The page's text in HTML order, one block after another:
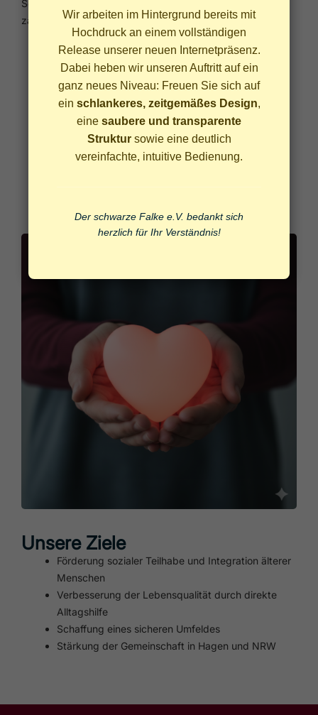
Wir arbeiten im Hintergrund bereits mit
Hochdruck an einem vollständigen
Release unserer neuen Internetpräsenz.
Dabei heben wir unseren Auftritt auf ein
ganz neues Niveau: Freuen Sie sich auf
ein schlankeres, zeitgemäßes Design,
eine saubere und transparente
Struktursowie eine deutlich
vereinfachte, intuitive Bedienung.
Der schwarze Falke e.V. bedankt sich
herzlich für Ihr Verständnis!
Seit 2020 unterstützen wir ältere Menschen durch
zahlreiche Einsätze und nachhaltige Hilfsangebote:
2020:Aufbau der Einkaufshilfe – über 1072
unterstützte Personen, 255 Einsätze und bis 2023
25.519 Einsätze.
2021–2022:Erweiterung um soziale Aktivitäten
und Begleitprogramme.
ab 2023: Ausbau der dauerhaften Seniorenhilfe in
Hagen.
Unsere Ziele
Förderung sozialer Teilhabe und Integration älterer
Menschen
Verbesserung der Lebensqualität durch direkte
Alltagshilfe
Schaffung eines sicheren Umfeldes
Stärkung der Gemeinschaft in Hagen und NRW